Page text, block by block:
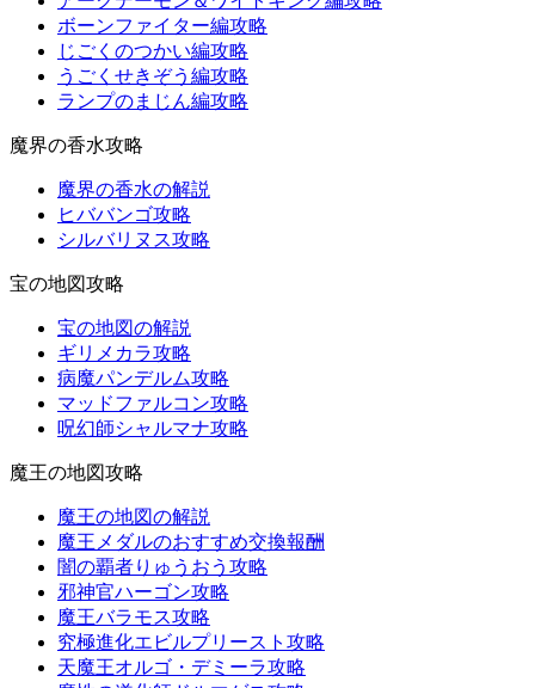
ボーンファイター編攻略
じごくのつかい編攻略
うごくせきぞう編攻略
ランプのまじん編攻略
魔界の香水攻略
魔界の香水の解説
ヒババンゴ攻略
シルバリヌス攻略
宝の地図攻略
宝の地図の解説
ギリメカラ攻略
病魔パンデルム攻略
マッドファルコン攻略
呪幻師シャルマナ攻略
魔王の地図攻略
魔王の地図の解説
魔王メダルのおすすめ交換報酬
闇の覇者りゅうおう攻略
邪神官ハーゴン攻略
魔王バラモス攻略
究極進化エビルプリースト攻略
天魔王オルゴ・デミーラ攻略